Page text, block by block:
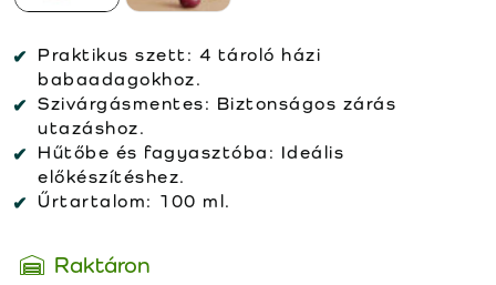
Praktikus szett: 4 tároló házi
babaadagokhoz.
Szivárgásmentes: Biztonságos zárás
utazáshoz.
Hűtőbe és fagyasztóba: Ideális
előkészítéshez.
Űrtartalom: 100 ml.
Raktáron